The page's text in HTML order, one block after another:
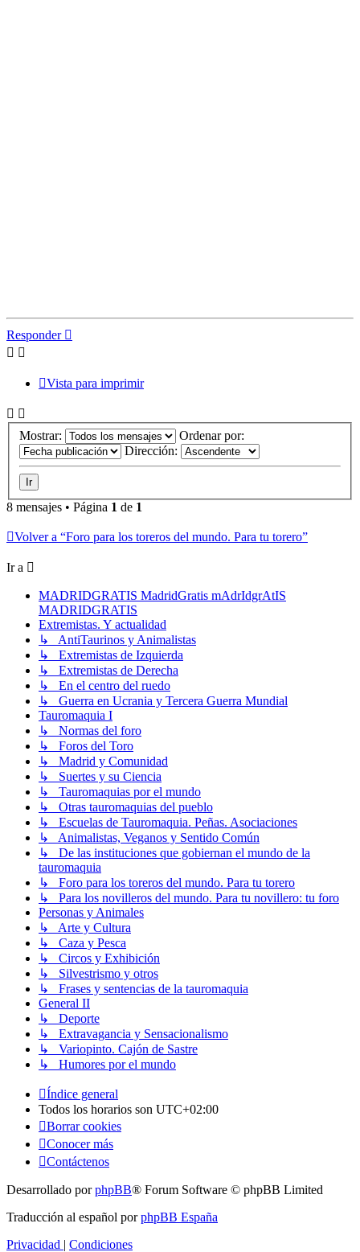
Responder
Vista para imprimir
Mostrar:
Ordenar por:
Dirección:
8 mensajes • Página 1 de 1
Volver a “Foro para los toreros del mundo. Para tu torero”
Ir a
MADRIDGRATIS MadridGratis mAdrIdgrAtIS
MADRIDGRATIS
Extremistas. Y actualidad
↳ AntiTaurinos y Animalistas
↳ Extremistas de Izquierda
↳ Extremistas de Derecha
↳ En el centro del ruedo
↳ Guerra en Ucrania y Tercera Guerra Mundial
Tauromaquia I
↳ Normas del foro
↳ Foros del Toro
↳ Madrid y Comunidad
↳ Suertes y su Ciencia
↳ Tauromaquias por el mundo
↳ Otras tauromaquias del pueblo
↳ Escuelas de Tauromaquia. Peñas. Asociaciones
↳ Animalistas, Veganos y Sentido Común
↳ De las instituciones que gobiernan el mundo de la
tauromaquia
↳ Foro para los toreros del mundo. Para tu torero
↳ Para los novilleros del mundo. Para tu novillero: tu foro
Personas y Animales
↳ Arte y Cultura
↳ Caza y Pesca
↳ Circos y Exhibición
↳ Silvestrismo y otros
↳ Frases y sentencias de la tauromaquia
General II
↳ Deporte
↳ Extravagancia y Sensacionalismo
↳ Variopinto. Cajón de Sastre
↳ Humores por el mundo
Índice general
Todos los horarios son UTC+02:00
Borrar cookies
Conocer más
Contáctenos
Desarrollado porphpBB® Forum Software © phpBB Limited
Traducción al español porphpBB España
Privacidad | Condiciones